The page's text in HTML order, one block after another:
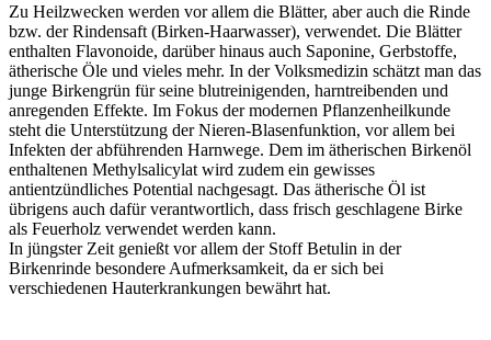
Zu Heilzwecken werden vor allem die Blätter, aber auch die Rinde
bzw. der Rindensaft (Birken-Haarwasser), verwendet. Die Blätter
enthalten Flavonoide, darüber hinaus auch Saponine, Gerbstoffe,
ätherische Öle und vieles mehr. In der Volksmedizin schätzt man das
junge Birkengrün für seine blutreinigenden, harntreibenden und
anregenden Effekte. Im Fokus der modernen Pflanzenheilkunde
steht die Unterstützung der Nieren-Blasenfunktion, vor allem bei
Infekten der abführenden Harnwege. Dem im ätherischen Birkenöl
enthaltenen Methylsalicylat wird zudem ein gewisses
antientzündliches Potential nachgesagt. Das ätherische Öl ist
übrigens auch dafür verantwortlich, dass frisch geschlagene Birke
als Feuerholz verwendet werden kann.
In jüngster Zeit genießt vor allem der Stoff Betulin in der
Birkenrinde besondere Aufmerksamkeit, da er sich bei
verschiedenen Hauterkrankungen bewährt hat.